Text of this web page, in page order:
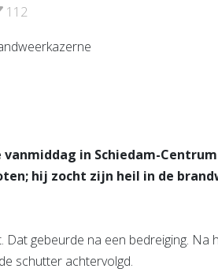
112
vanmiddag in Schiedam-
hij zocht zijn heil in de
Dat gebeurde na een bedreiging. Na
schutter achtervolgd.